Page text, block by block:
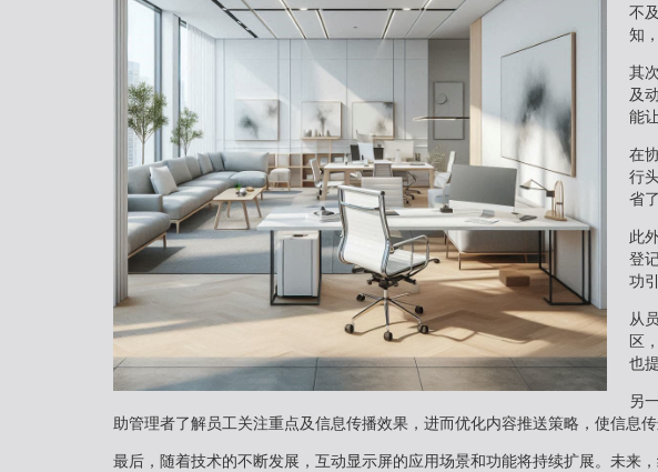
不
知
其
及
能
在
行
省
此
登
功
从
区
也
另
助管理者了解员工关注重点及信息传播效果，进而优化内容推送策略，使信息
最后，随着技术的不断发展，互动显示屏的应用场景和功能将持续扩展。未来